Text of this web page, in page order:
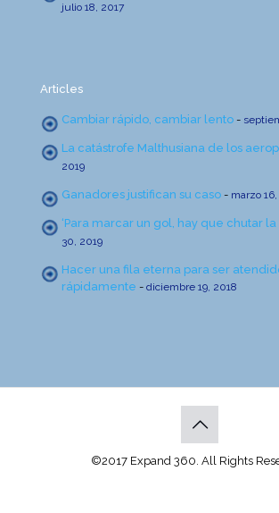
julio 18, 2017
Articles
Cambiar rápido, cambiar lento -
La catástrofe Malthusiana de los
2019
Ganadores justifican su caso - marzo
‘Para marcar un gol, hay que chutar la
30, 2019
Hacer una fila eterna para ser
rápidamente - diciembre 19, 2018
©2017 Expand 360. All Rights